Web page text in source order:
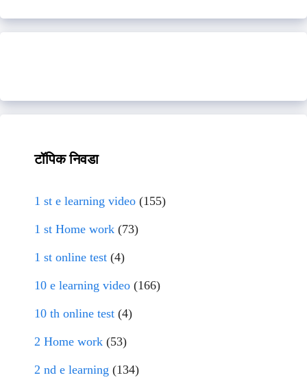
टॉपिक निवडा
1 st e learning video (155)
1 st Home work (73)
1 st online test (4)
10 e learning video (166)
10 th online test (4)
2 Home work (53)
2 nd e learning (134)